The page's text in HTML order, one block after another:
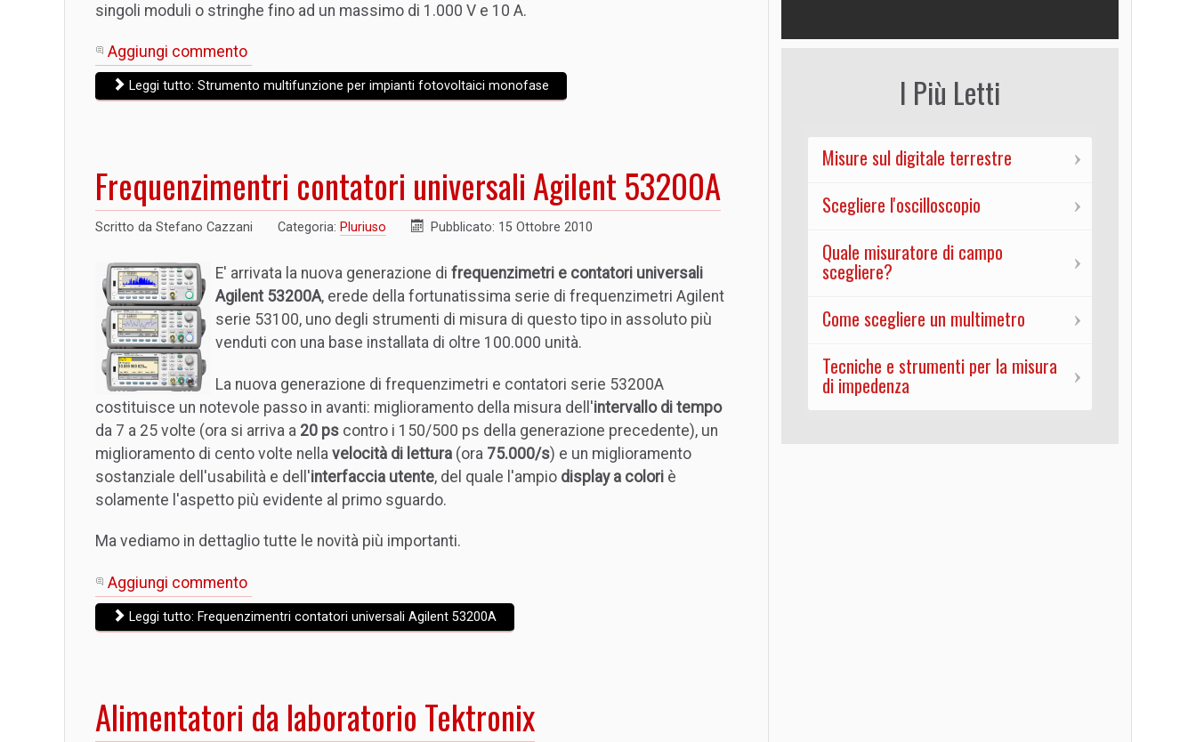
singoli moduli o stringhe fino ad un massimo di 1.000 V e 10 A.
Aggiungi commento
Leggi tutto: Strumento multifunzione per impianti fotovoltaici monofase
Frequenzimentri contatori universali Agilent 53200A
Scritto da Stefano Cazzani Categoria: Pluriuso Pubblicato: 15 Ottobre 2010
E' arrivata la nuova generazione di frequenzimetri e contatori universali
Agilent 53200A, erede della fortunatissima serie di frequenzimetri Agilent
serie 53100, uno degli strumenti di misura di questo tipo in assoluto più
venduti con una base installata di oltre 100.000 unità.
La nuova generazione di frequenzimetri e contatori serie 53200A
costituisce un notevole passo in avanti: miglioramento della misura dell'intervallo di tempo
da 7 a 25 volte (ora si arriva a 20 ps contro i 150/500 ps della generazione precedente), un
miglioramento di cento volte nella velocità di lettura (ora 75.000/s) e un miglioramento
sostanziale dell'usabilità e dell'interfaccia utente, del quale l'ampio display a colori è
solamente l'aspetto più evidente al primo sguardo.
Ma vediamo in dettaglio tutte le novità più importanti.
Aggiungi commento
Leggi tutto: Frequenzimentri contatori universali Agilent 53200A
Alimentatori da laboratorio Tektronix
I Più Letti
Misure sul digitale terrestre
Scegliere l'oscilloscopio
Quale misuratore di campo
scegliere?
Come scegliere un multimetro
Tecniche e strumenti per la misura
di impedenza